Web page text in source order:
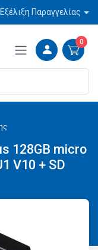
Παραγγελίας
0
128GB micro
V10 + SD